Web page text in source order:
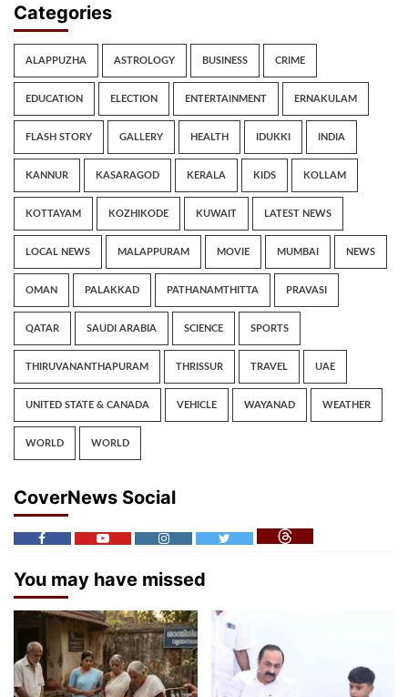
Categories
ALAPPUZHA ASTROLOGY BUSINESS CRIME
EDUCATION ELECTION ENTERTAINMENT ERNAKULAM
FLASH STORY GALLERY HEALTH IDUKKI INDIA
KANNUR KASARAGOD KERALA KIDS KOLLAM
KOTTAYAM KOZHIKODE KUWAIT LATEST NEWS
LOCAL NEWS MALAPPURAM MOVIE MUMBAI NEWS
OMAN PALAKKAD PATHANAMTHITTA PRAVASI
QATAR SAUDI ARABIA SCIENCE SPORTS
THIRUVANANTHAPURAM THRISSUR TRAVEL UAE
UNITED STATE & CANADA VEHICLE WAYANAD WEATHER
WORLD WORLD
CoverNews Social
You may have missed